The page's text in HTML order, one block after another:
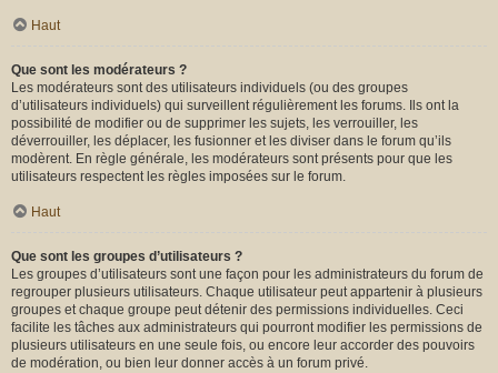
Haut
Que sont les modérateurs ?
Les modérateurs sont des utilisateurs individuels (ou des groupes
d’utilisateurs individuels) qui surveillent régulièrement les forums. Ils ont la
possibilité de modifier ou de supprimer les sujets, les verrouiller, les
déverrouiller, les déplacer, les fusionner et les diviser dans le forum qu’ils
modèrent. En règle générale, les modérateurs sont présents pour que les
utilisateurs respectent les règles imposées sur le forum.
Haut
Que sont les groupes d’utilisateurs ?
Les groupes d’utilisateurs sont une façon pour les administrateurs du forum de
regrouper plusieurs utilisateurs. Chaque utilisateur peut appartenir à plusieurs
groupes et chaque groupe peut détenir des permissions individuelles. Ceci
facilite les tâches aux administrateurs qui pourront modifier les permissions de
plusieurs utilisateurs en une seule fois, ou encore leur accorder des pouvoirs
de modération, ou bien leur donner accès à un forum privé.